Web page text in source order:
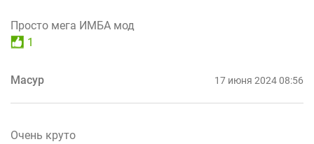
Просто мега ИМБА мод
1
Масур 17 июня 2024 08:56
Очень круто